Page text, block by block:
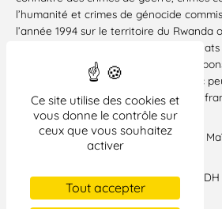
Ce site utilise des cookies et
vous donne le contrôle sur
ceux que vous souhaitez
activer
Tout accepter
l’humanité et crimes de génocide
l’année 1994 sur le territoire du Rwanda
citoyens rwandais sur le territoire d’Etats
partir de cette date, les présumés
sont trouvés sur le territoire français «
poursuivis et jugés par les juridictions
application de la loi française ».
Avocats dans la procédure française :
BOURDON et Emmanuel DAOUD
Avocat de la requérante devant la
Michel TUBIANA